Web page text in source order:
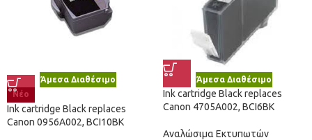
Άμεσα Διαθέσιμο
Νέο
Ink cartridge Black replaces
Canon 0956A002, BCI10BK
Άμεσα Διαθέσιμο
Ink cartridge Black replaces
Canon 4705A002, BCI6BK
Αναλώσιμα Εκτυπωτών